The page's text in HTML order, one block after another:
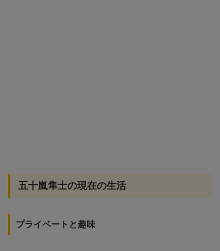
五十嵐隼士の現在の生活
プライベートと趣味